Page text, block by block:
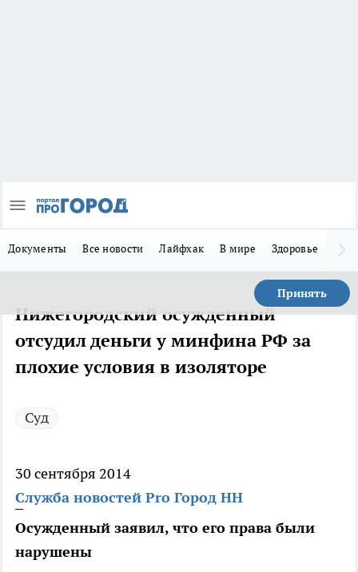
Документы Все новости Лайфхак В мире Здоровье
Принять
Нижегородский осужденный
отсудил деньги у минфина РФ за
плохие условия в изоляторе
Суд
30 сентября 2014
Служба новостей Pro Город НН
Осужденный заявил, что его права были
нарушены